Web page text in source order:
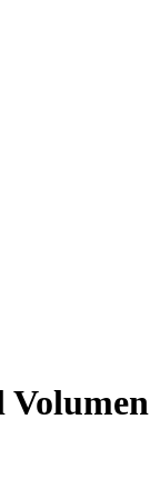
Volumen